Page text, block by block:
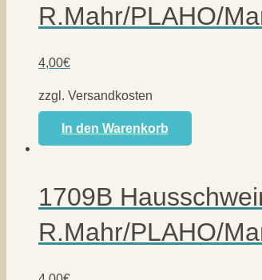
R.Mahr/PLAHO/
4,00€
zzgl. Versandkosten
In den Warenkorb
1709B
R.Mahr/PLAHO/